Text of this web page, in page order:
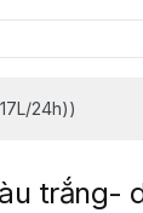
24h))
trắng-